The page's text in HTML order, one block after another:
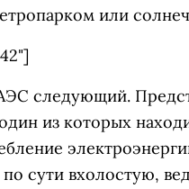
или
следующий.
из которых
сути вхолостую,